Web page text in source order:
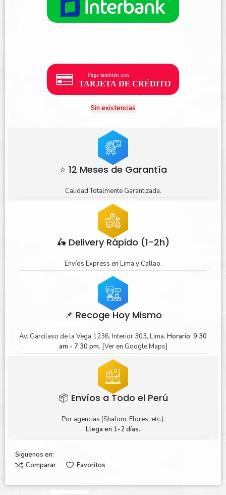
Sin existencias
⭐ 12 Meses de Garantía
Calidad Totalmente Garantizada.
🛵 Delivery Rápido (1-2h)
Envíos Express en Lima y Callao.
📌 Recoge Hoy Mismo
Av. Garcilaso de la Vega 1236, Interior 303, Lima. Horario: 9:30
am - 7:30 pm. [Ver en Google Maps]
📦 Envíos a Todo el Perú
Por agencias (Shalom, Flores, etc.).
Llega en 1-2 días.
Siguenos en:
Comparar
Favoritos